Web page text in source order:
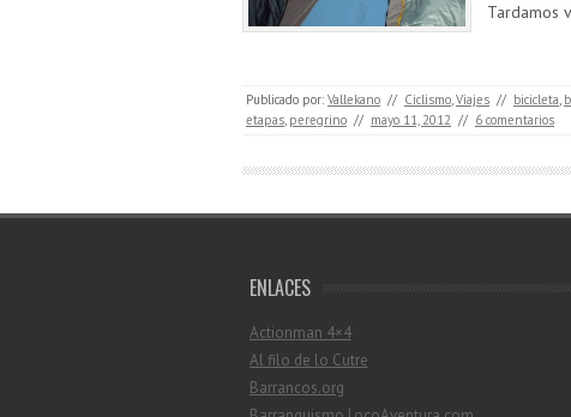
Tardamos
Publicado por: Vallekano // Ciclismo,Viajes // bicicleta,
etapas, peregrino // mayo 11, 2012 // 6 comentarios
ENLACES
Actionman 4×4
Al filo de lo Cutre
Barrancos.org